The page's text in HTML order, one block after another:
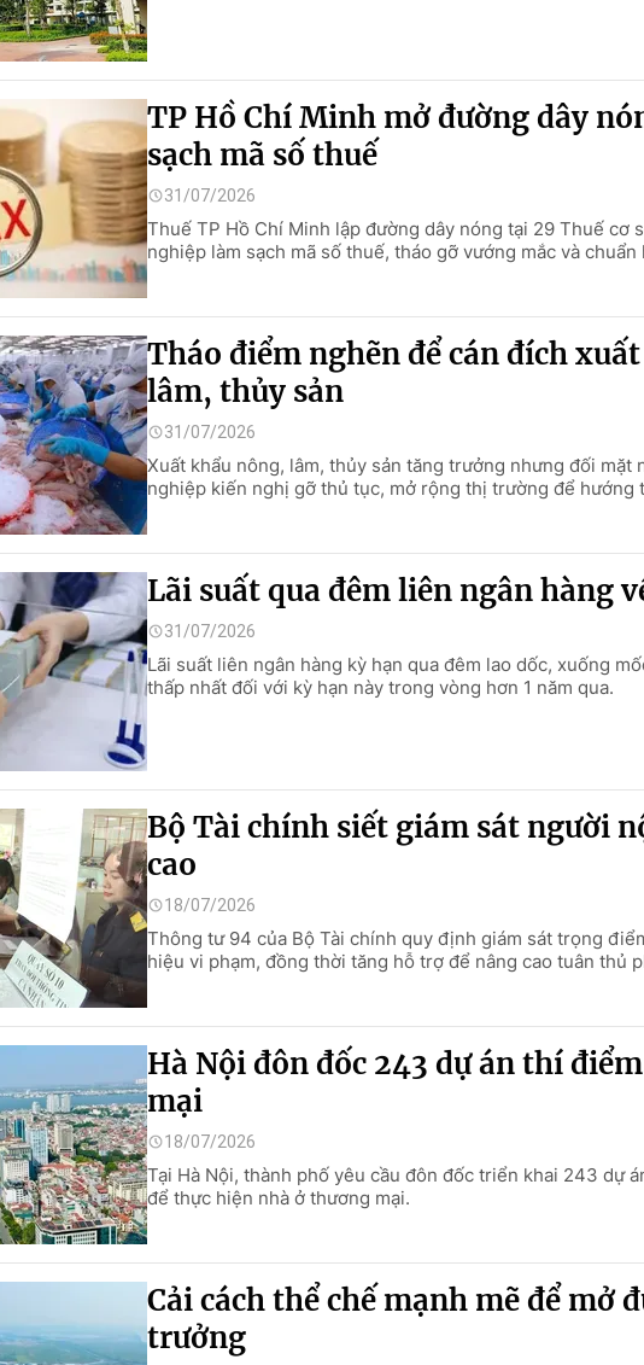
TP Hồ Chí Minh mở đường dây
sạch mã số thuế
31/07/2026
Thuế TP Hồ Chí Minh lập đường dây nóng tại 29 Thuế cơ
nghiệp làm sạch mã số thuế, tháo gỡ vướng mắc và chuẩn
Tháo điểm nghẽn để cán đích
lâm, thủy sản
31/07/2026
Xuất khẩu nông, lâm, thủy sản tăng trưởng nhưng đối mặt
nghiệp kiến nghị gỡ thủ tục, mở rộng thị trường để hướng
Lãi suất qua đêm liên ngân hàng
31/07/2026
Lãi suất liên ngân hàng kỳ hạn qua đêm lao dốc, xuống
thấp nhất đối với kỳ hạn này trong vòng hơn 1 năm qua.
Bộ Tài chính siết giám sát người
cao
18/07/2026
Thông tư 94 của Bộ Tài chính quy định giám sát trọng
hiệu vi phạm, đồng thời tăng hỗ trợ để nâng cao tuân thủ
Hà Nội đôn đốc 243 dự án thí
mại
18/07/2026
Tại Hà Nội, thành phố yêu cầu đôn đốc triển khai 243 dự
để thực hiện nhà ở thương mại.
Cải cách thể chế mạnh mẽ để mở
trưởng